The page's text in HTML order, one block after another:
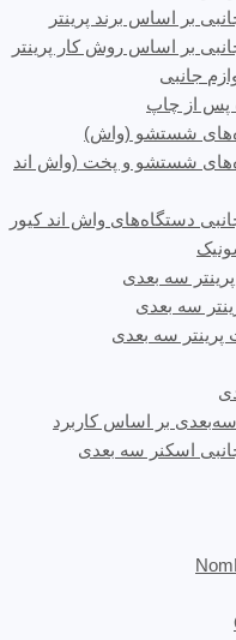
بر اساس برند پرینتر
بر اساس روش کار پرینتر
جانبی
پس از چاپ
شستشو (واش)
شستشو و پخت (واش اند
دستگاه‌های واش اند کیور
سه بعدی
سه بعدی
پرینتر سه بعدی
بر اساس کاربرد
اسکنر سه بعدی